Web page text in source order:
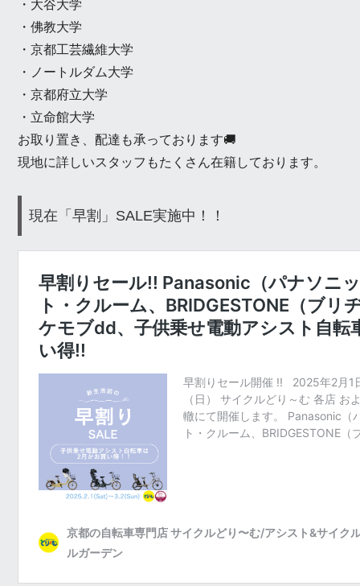
・大谷大学
・佛教大学
・京都工芸繊維大学
・ノートルダム大学
・京都府立大学
・立命館大学
お取り置き、配達も承っております🚚
現地に詳しいスタッフもたくさん在籍しております。
現在「早割」SALE実施中！！